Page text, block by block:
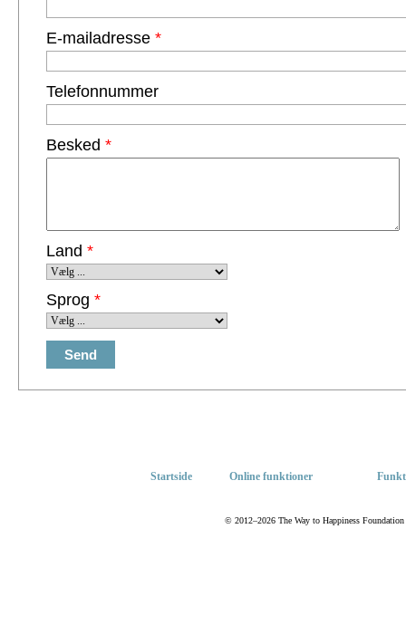
E-mailadresse *
Telefonnummer
Besked *
Land *
Sprog *
Startside Online funktioner
© 2012–2026 The Way to Happiness